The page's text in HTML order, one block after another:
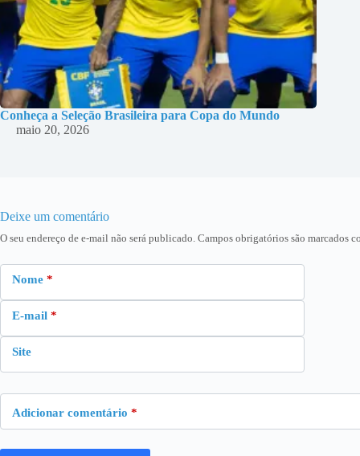
Conheça a Seleção Brasileira para Copa do Mundo
maio 20, 2026
Deixe um comentário
O seu endereço de e-mail não será publicado. Campos obrigatórios são marcados
Nome *
E-mail *
Site
Adicionar comentário *